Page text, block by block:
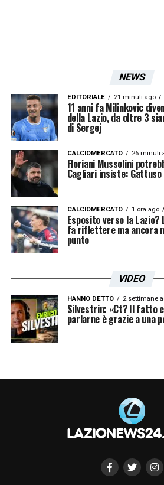
NEWS
EDITORIALE 21 minuti ago
11 anni fa Milinkovic
della Lazio, da oltre 3
di Sergej
CALCIOMERCATO 26 minuti
Floriani Mussolini
Cagliari insiste: Gattuso
CALCIOMERCATO 1 ora ago
Esposito verso la
fa riflettere ma ancora
punto
VIDEO
HANNO DETTO 2 settimane
Silvestrin: «Ct? Il fatto
parlarne è grazie a una